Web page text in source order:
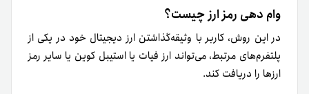
وام دهی رمز ارز چیست؟
در این روش، کاربر با وثیقه‌گذاشتن ارز دیجیتال خود در یکی از
پلتفرم‌های مرتبط، می‌تواند ارز فیات یا استیبل کوین یا سایر رمز
ارزها را دریافت کند.